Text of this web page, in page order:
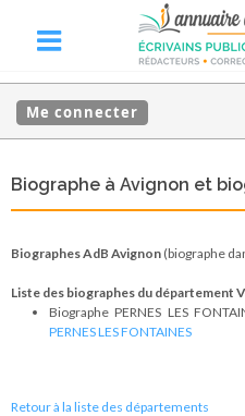
Me connecter
Biographe à Avignon et
Biographes AdB Avignon (biographe
Liste des biographes du département
Biographe PERNES LES
PERNES LES FONTAINES
Retour à la liste des départements